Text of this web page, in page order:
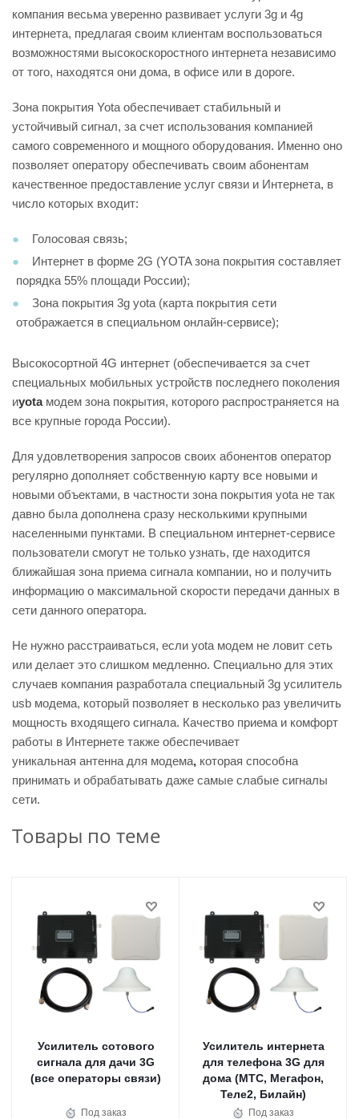
компания весьма уверенно развивает услуги 3g и 4g
интернета, предлагая своим клиентам воспользоваться
возможностями высокоскоростного интернета независимо
от того, находятся они дома, в офисе или в дороге.
Зона покрытия Yota обеспечивает стабильный и
устойчивый сигнал, за счет использования компанией
самого современного и мощного оборудования. Именно оно
позволяет оператору обеспечивать своим абонентам
качественное предоставление услуг связи и Интернета, в
число которых входит:
Голосовая связь;
Интернет в форме 2G (YOTA зона покрытия составляет
порядка 55% площади России);
Зона покрытия 3g yota (карта покрытия сети
отображается в специальном онлайн-сервисе);
Высокосортной 4G интернет (обеспечивается за счет
специальных мобильных устройств последнего поколения
иyota модем зона покрытия, которого распространяется на
все крупные города России).
Для удовлетворения запросов своих абонентов оператор
регулярно дополняет собственную карту все новыми и
новыми объектами, в частности зона покрытия yota не так
давно была дополнена сразу несколькими крупными
населенными пунктами. В специальном интернет-сервисе
пользователи смогут не только узнать, где находится
ближайшая зона приема сигнала компании, но и получить
информацию о максимальной скорости передачи данных в
сети данного оператора.
Не нужно расстраиваться, если yota модем не ловит сеть
или делает это слишком медленно. Специально для этих
случаев компания разработала специальный 3g усилитель
usb модема, который позволяет в несколько раз увеличить
мощность входящего сигнала. Качество приема и комфорт
работы в Интернете также обеспечивает
уникальная антенна для модема, которая способна
принимать и обрабатывать даже самые слабые сигналы
сети.
Товары по теме
Усилитель сотового
сигнала для дачи 3G
(все операторы связи)
Под заказ
Усилитель интернета
для телефона 3G для
дома (MTC, Мегафон,
Теле2, Билайн)
Под заказ